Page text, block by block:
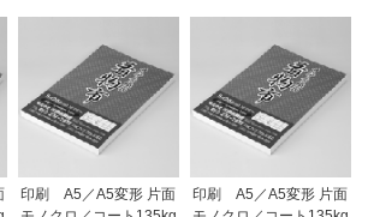
印刷 A5／A5変形 片面
印刷 A5／A5変形 片面